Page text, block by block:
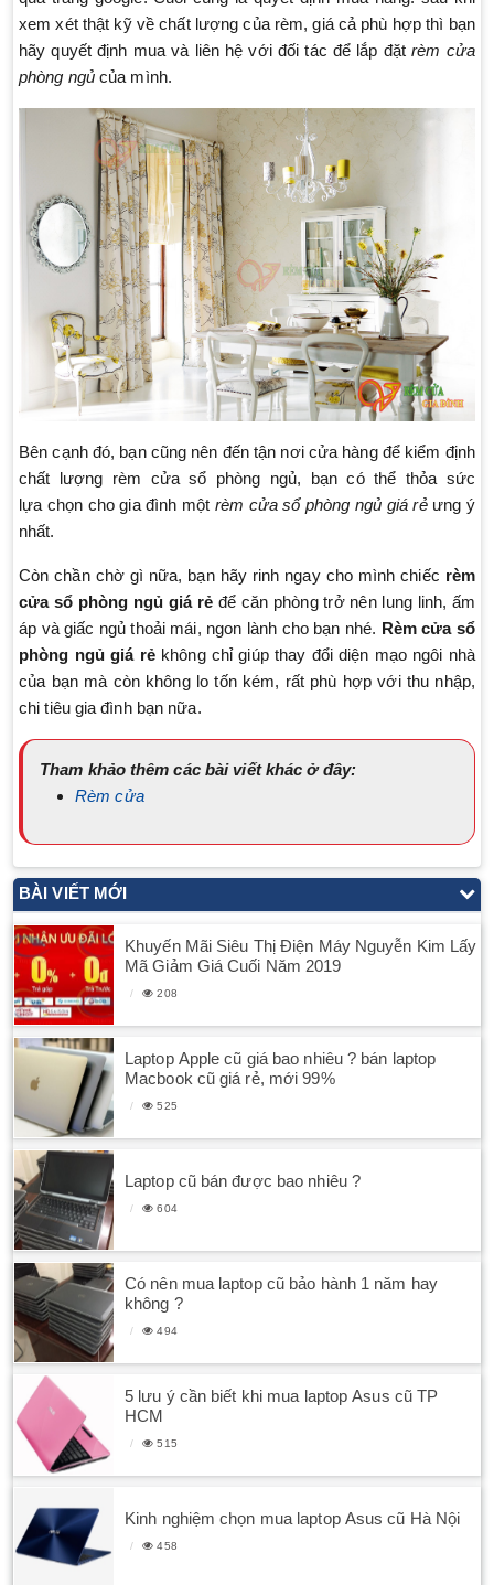
xem xét thật kỹ về chất lượng của rèm, giá cả phù hợp thì bạn
hãy quyết định mua và liên hệ với đối tác để lắp đặtrèm cửa
phòng ngủ của mình.
Bên cạnh đó, bạn cũng nên đến tận nơi cửa hàng để kiểm định
chất lượng rèm cửa sổ phòng ngủ, bạn có thể thỏa sức
lựa chọn cho gia đình một rèm cửa sổ phòng ngủ giá rẻưng ý
nhất.
Còn chần chờ gì nữa, bạn hãy rinh ngay cho mình chiếc rèm
cửa sổ phòng ngủ giá rẻ để căn phòng trở nên lung linh, ấm
áp và giấc ngủ thoải mái, ngon lành cho bạn nhé. Rèm cửa sổ
phòng ngủ giá rẻkhông chỉ giúp thay đổi diện mạo ngôi nhà
của bạn mà còn không lo tốn kém, rất phù hợp với thu nhập,
chi tiêu gia đình bạn nữa.
Tham khảo thêm các bài viết khác ở đây:
Rèm cửa
BÀI VIẾT MỚI
Khuyến Mãi Siêu Thị Điện Máy Nguyễn Kim Lấy
Mã Giảm Giá Cuối Năm 2019
208
Laptop Apple cũ giá bao nhiêu ? bán laptop
Macbook cũ giá rẻ, mới 99%
525
Laptop cũ bán được bao nhiêu ?
604
Có nên mua laptop cũ bảo hành 1 năm hay
không ?
494
5 lưu ý cần biết khi mua laptop Asus cũ TP
HCM
515
Kinh nghiệm chọn mua laptop Asus cũ Hà Nội
458